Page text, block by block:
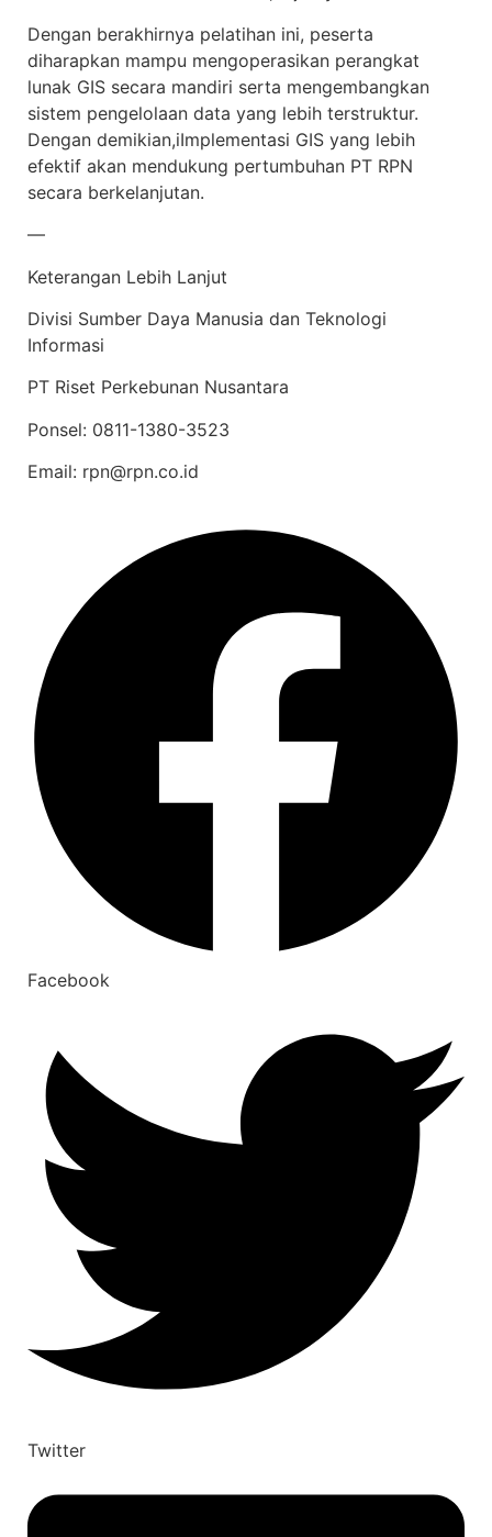
Dengan berakhirnya pelatihan ini, peserta
diharapkan mampu mengoperasikan perangkat
lunak GIS secara mandiri serta mengembangkan
sistem pengelolaan data yang lebih terstruktur.
Dengan demikian,iImplementasi GIS yang lebih
efektif akan mendukung pertumbuhan PT RPN
secara berkelanjutan.
—
Keterangan Lebih Lanjut
Divisi Sumber Daya Manusia dan Teknologi
Informasi
PT Riset Perkebunan Nusantara
Ponsel: 0811-1380-3523
Email: rpn@rpn.co.id
Facebook
Twitter